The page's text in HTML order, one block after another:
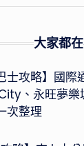
大家都
士攻略】國
、永旺夢樂
次整理